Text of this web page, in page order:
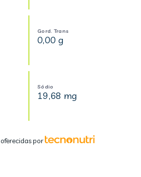
Gord. Trans
0,00 g
Sódio
19,68 mg
por